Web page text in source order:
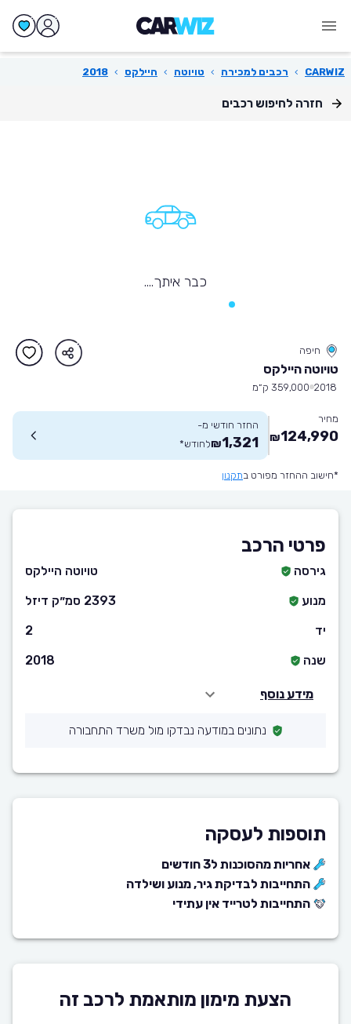
CARWIZ
› רכבים למכירה › טויוטה › היילקס ›
2018
חזרה לחיפוש רכבים
חיפה
טויוטה היילקס
2018 359,000 ק״מ
מחיר
124,990
₪
החזר חודשי מ-
1,321
₪לחודש*
*חישוב ההחזר מפורט בתקנון
פרטי הרכב
גירסה
טויוטה היילקס
מנוע
2393 סמ״ק דיזל
יד
2
שנה
2018
מידע נוסף
נתונים במודעה נבדקו מול משרד התחבורה
תוספות לעסקה
אחריות מהסוכנות ל3 חודשים
התחייבות לבדיקת גיר, מנוע ושילדה
התחייבות לטרייד אין עתידי
הצעת מימון מותאמת לרכב זה
כבר איתך....